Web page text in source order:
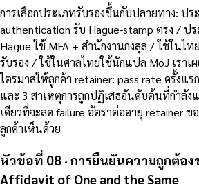
การเลือกประเภทรับรองขึ้นกับปลายทาง: ป
authentication รับ Hague-stamp ตรง / ป
Hague ใช้ MFA + สำนักงานกงสุล / ใช้ในไ
รับรอง / ใช้ในศาลไทยใช้นักแปล MoJ เราเ
ไตรมาสให้ลูกค้า retainer: pass rate ครั้งแร
และ 3 สาเหตุการถูกปฏิเสธอันดับต้นที่กำลัง
เดียวที่จะลด failure อัตราต่ออายุ retainer ข
ลูกค้าเห็นด้วย
หัวข้อที่ 08 · การยืนยันความถูกต้อ
Affidavit of One and the Same